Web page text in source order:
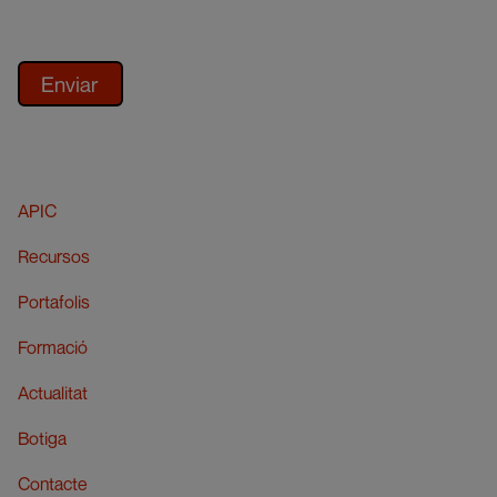
APIC
Recursos
Portafolis
Formació
Actualitat
Botiga
Contacte